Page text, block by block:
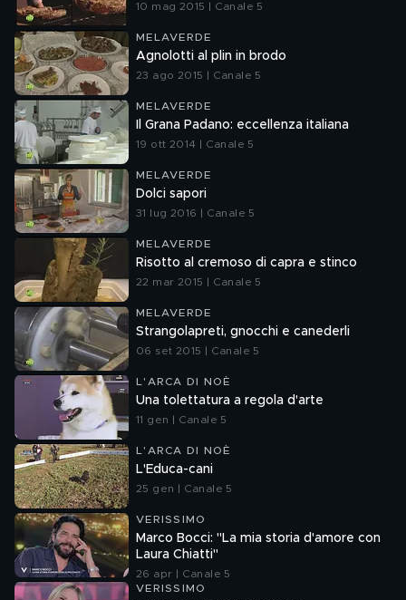
10 mag 2015 | Canale 5
MELAVERDE
Agnolotti al plin in brodo
23 ago 2015 | Canale 5
MELAVERDE
Il Grana Padano: eccellenza italiana
19 ott 2014 | Canale 5
MELAVERDE
Dolci sapori
31 lug 2016 | Canale 5
MELAVERDE
Risotto al cremoso di capra e stinco
22 mar 2015 | Canale 5
MELAVERDE
Strangolapreti, gnocchi e canederli
06 set 2015 | Canale 5
L'ARCA DI NOÈ
Una tolettatura a regola d'arte
11 gen | Canale 5
L'ARCA DI NOÈ
L'Educa-cani
25 gen | Canale 5
VERISSIMO
Marco Bocci: "La mia storia d'amore con
Laura Chiatti"
26 apr | Canale 5
VERISSIMO